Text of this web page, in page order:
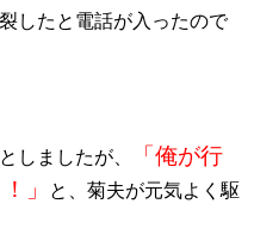
したと電話が入ったので
しましたが、
「俺が行
」
と、菊夫が元気よく駆